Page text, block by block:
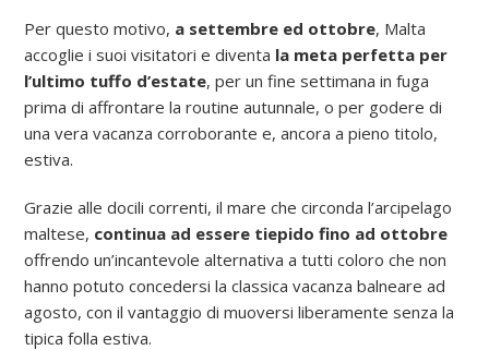
Per questo motivo, a settembre ed ottobre, Malta
accoglie i suoi visitatori e diventa la meta perfetta per
l’ultimo tuffo d’estate, per un fine settimana in fuga
prima di affrontare la routine autunnale, o per godere di
una vera vacanza corroborante e, ancora a pieno titolo,
estiva.
Grazie alle docili correnti, il mare che circonda l’arcipelago
maltese, continua ad essere tiepido fino ad ottobre
offrendo un’incantevole alternativa a tutti coloro che non
hanno potuto concedersi la classica vacanza balneare ad
agosto, con il vantaggio di muoversi liberamente senza la
tipica folla estiva.